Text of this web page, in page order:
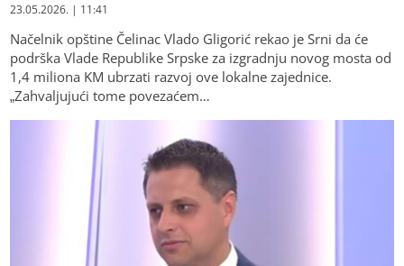
23.05.2026. | 11:41
Načelnik opštine Čelinac Vlado Gligorić rekao je Srni da će
podrška Vlade Republike Srpske za izgradnju novog mosta od
1,4 miliona KM ubrzati razvoj ove lokalne zajednice.
„Zahvaljujući tome povezaćem…